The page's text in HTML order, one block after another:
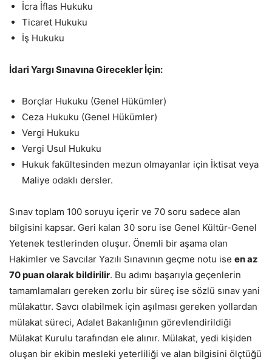
İcra İflas Hukuku
Ticaret Hukuku
İş Hukuku
İdari Yargı Sınavına Girecekler İçin:
Borçlar Hukuku (Genel Hükümler)
Ceza Hukuku (Genel Hükümler)
Vergi Hukuku
Vergi Usul Hukuku
Hukuk fakültesinden mezun olmayanlar için İktisat veya
Maliye odaklı dersler.
Sınav toplam 100 soruyu içerir ve 70 soru sadece alan
bilgisini kapsar. Geri kalan 30 soru ise Genel Kültür-Genel
Yetenek testlerinden oluşur. Önemli bir aşama olan
Hakimler ve Savcılar Yazılı Sınavının geçme notu ise en az
70 puan olarak bildirilir. Bu adımı başarıyla geçenlerin
tamamlamaları gereken zorlu bir süreç ise sözlü sınav yani
mülakattır. Savcı olabilmek için aşılması gereken yollardan
mülakat süreci, Adalet Bakanlığının görevlendirildiği
Mülakat Kurulu tarafından ele alınır. Mülakat, yedi kişiden
oluşan bir ekibin mesleki yeterliliği ve alan bilgisini ölçtüğü